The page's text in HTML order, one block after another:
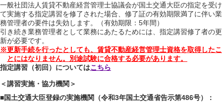
一般社団法人賃貸不動産経営管理士協議会が国土交通大臣の指定を受け
て実施する指定講習を修了された場合、修了証の有効期限満了に伴い業
務管理者の要件は失効します。（有効期限：5年間）
引き続き業務管理者として業務にあたるためには、指定講習修了者の更
新が必要です。
※更新手続を行ったとしても、賃貸不動産経営管理士資格を取得したこ
とにはなりません。別途試験に合格する必要があります。
指定講習（初回）についてはこちら
＜講習実施・協力機関＞
■国土交通大臣登録の実施機関（令和3年国土交通省告示第486号）：